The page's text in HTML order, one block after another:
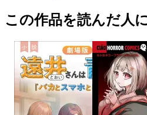
この作品を読んだ人